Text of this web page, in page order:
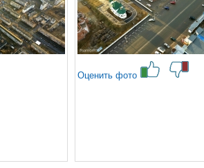
Оценить фото